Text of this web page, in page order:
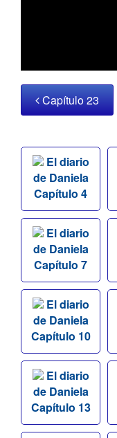
Capítulo 23
El diario
de Daniela
Capítulo 4
El diario
de Daniela
Capítulo 7
El diario
de Daniela
Capítulo 10
El diario
de Daniela
Capítulo 13